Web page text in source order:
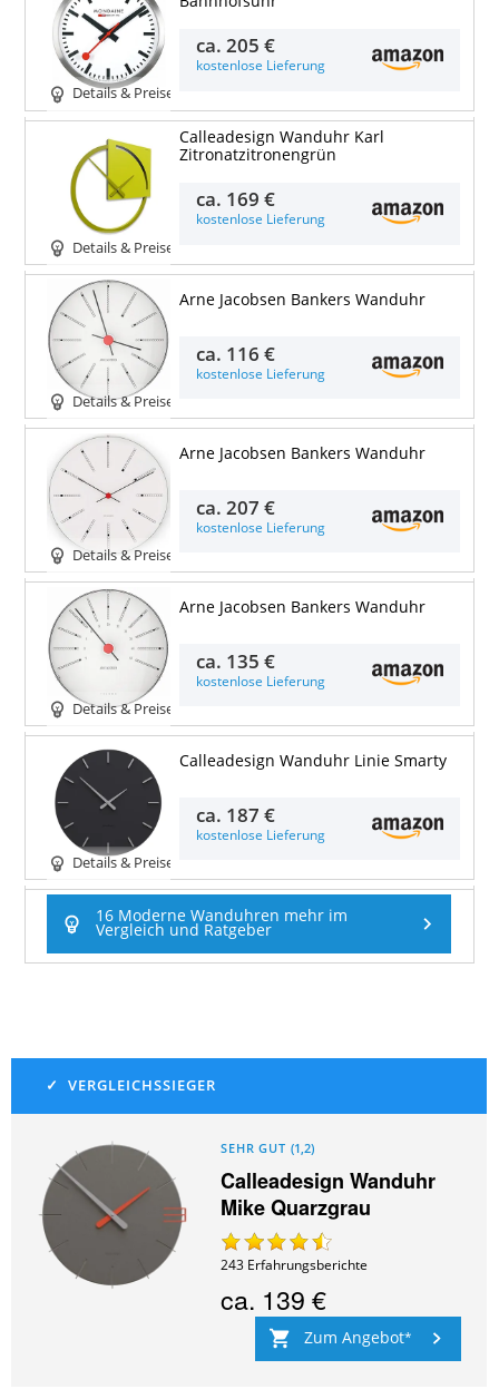
Details & Preise
ca.205 €
kostenlose Lieferung
Details & Preise
Calleadesign Wanduhr Karl
Zitronatzitronengrün
ca. 169 €
kostenlose Lieferung
Details & Preise
Arne Jacobsen Bankers Wanduhr
ca. 116 €
kostenlose Lieferung
Details & Preise
Arne Jacobsen Bankers Wanduhr
ca.207 €
kostenlose Lieferung
Details & Preise
Arne Jacobsen Bankers Wanduhr
ca. 135 €
kostenlose Lieferung
Details & Preise
Calleadesign Wanduhr Linie Smarty
ca. 187 €
kostenlose Lieferung
16 Moderne Wanduhren mehr im
Vergleich und Ratgeber
SEHR GUT (1,2)
Calleadesign Wanduhr
Mike Quarzgrau
243 Erfahrungsberichte
ca. 139 €
Zum Angebot